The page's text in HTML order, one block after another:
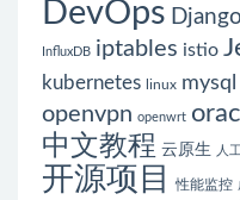
DevOps
InfluxDB iptables istio
kubernetes linux mysql
openvpn openwrt
中文教程 云原生 人
开源项目 性能监控